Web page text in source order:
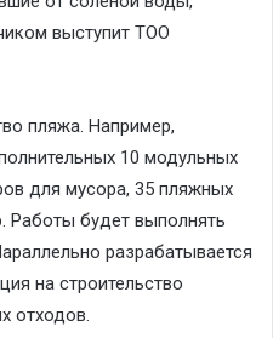
выступит ТОО
пляжа. Например,
10 модульных
для мусора, 35 пляжных
Работы будет выполнять
разрабатывается
на строительство
отходов.